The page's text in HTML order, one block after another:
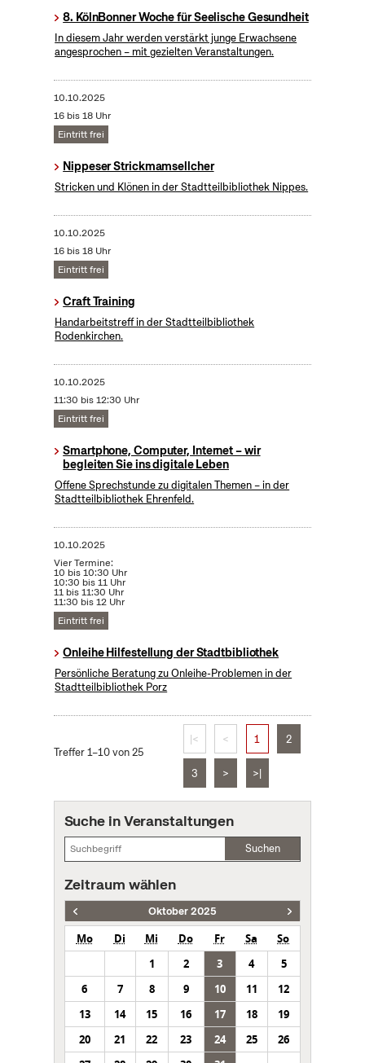
8. KölnBonner Woche für Seelische Gesundheit
In diesem Jahr werden verstärkt junge Erwachsene
angesprochen – mit gezielten Veranstaltungen.
10.10.2025
16 bis 18 Uhr
Eintritt frei
Nippeser Strickmamsellcher
Stricken und Klönen in der Stadtteilbibliothek Nippes.
10.10.2025
16 bis 18 Uhr
Eintritt frei
Craft Training
Handarbeitstreff in der Stadtteilbibliothek
Rodenkirchen.
10.10.2025
11:30 bis 12:30 Uhr
Eintritt frei
Smartphone, Computer, Internet – wir
begleiten Sie ins digitale Leben
Offene Sprechstunde zu digitalen Themen – in der
Stadtteilbibliothek Ehrenfeld.
10.10.2025
Vier Termine:
10 bis 10:30 Uhr
10:30 bis 11 Uhr
11 bis 11:30 Uhr
11:30 bis 12 Uhr
Eintritt frei
Onleihe Hilfestellung der Stadtbibliothek
Persönliche Beratung zu Onleihe-Problemen in der
Stadtteilbibliothek Porz
Treffer 1–10 von 25
|< < 1 2
3 > >|
Suche in Veranstaltungen
Suchen
Zeitraum wählen
Oktober 2025
Mo Di Mi Do Fr Sa
So
1
2 3 4
5
6
7 8 9 10 11
12
13
14 15 16 17 18
19
20
21 22 23 24 25
26